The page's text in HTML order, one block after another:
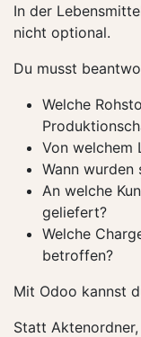
In der
nicht optional.
Du musst
Welche
Von welchem
Wann wurden
An welche
geliefert?
Welche
betroffen?
Mit Odoo kannst
Statt